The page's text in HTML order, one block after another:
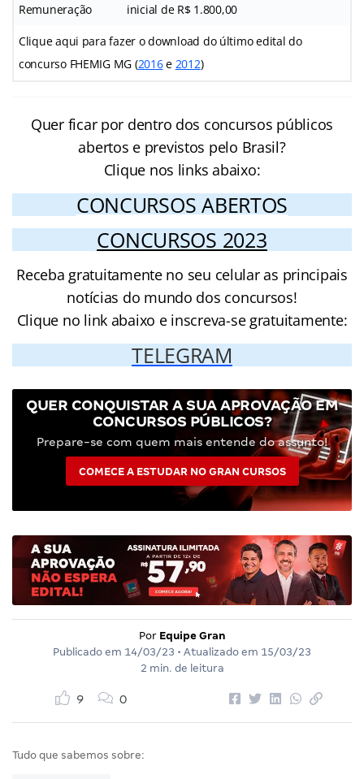
Remuneração inicial de R$ 1.800,00
Clique aqui para fazer o download do último edital do
concurso FHEMIG MG (2016e 2012)
Quer ficar por dentro dos concursos públicos
abertos e previstos pelo Brasil?
Clique nos links abaixo:
CONCURSOS ABERTOS
CONCURSOS 2023
Receba gratuitamente no seu celular as principais
notícias do mundo dos concursos!
Clique no link abaixo e inscreva-se gratuitamente:
TELEGRAM
QUER CONQUISTAR A SUA APROVAÇÃO EM
CONCURSOS PÚBLICOS?
Prepare-se com quem mais entende do assunto!
COMECE A ESTUDAR NO GRAN CURSOS
Por Equipe Gran
Publicado em 14/03/23 • Atualizado em 15/03/23
2 min. de leitura
9 0
Tudo que sabemos sobre: